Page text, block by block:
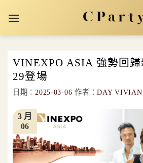
VINEXPO ASIA 強勢回
29登場
日期：2025-03-06 作者：DAY VIVIAN
06
3 月